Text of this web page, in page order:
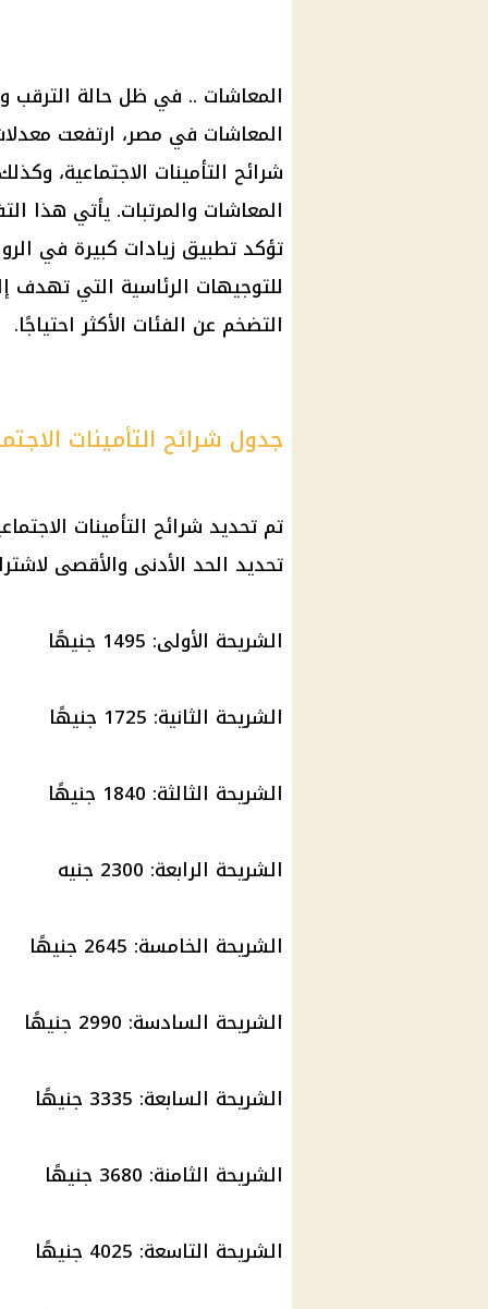
المعاشات .. في ظل حالة الترقب
المعاشات في مصر، ارتفعت
شرائح التأمينات الاجتماعية،
المعاشات والمرتبات. يأتي هذا
للتوجيهات الرئاسية التي
التضخم عن الفئات الأكثر احتياجًا.
جدول شرائح التأمينات الاجتماعية 2025
تم تحديد شرائح التأمينات
تحديد الحد الأدنى والأقصى
الشريحة الأولى: 1495 جنيهًا
الشريحة الثانية: 1725 جنيهًا
الشريحة الثالثة: 1840 جنيهًا
الشريحة الرابعة: 2300 جنيه
الشريحة الخامسة: 2645 جنيهًا
الشريحة السادسة: 2990 جنيهًا
الشريحة السابعة: 3335 جنيهًا
الشريحة الثامنة: 3680 جنيهًا
الشريحة التاسعة: 4025 جنيهًا